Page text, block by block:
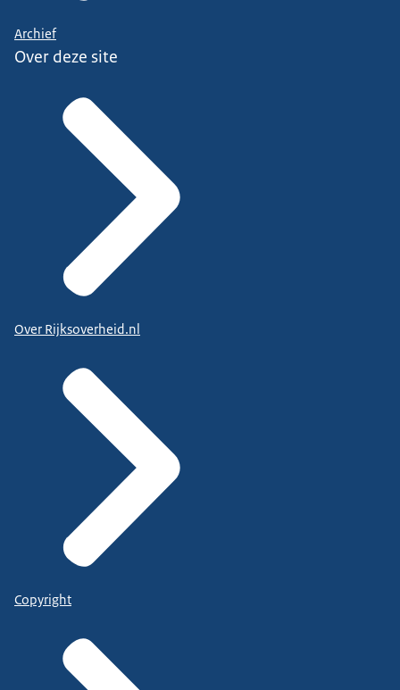
Archief
Over deze site
Over Rijksoverheid.nl
Copyright